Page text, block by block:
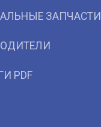
ЗАПЧАСТИ
PDF